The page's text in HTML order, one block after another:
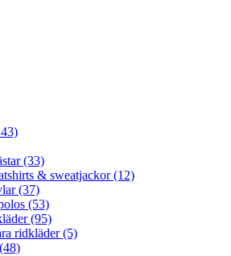
(33)
& sweatjackor (12)
(37)
(53)
(95)
ridkläder (5)